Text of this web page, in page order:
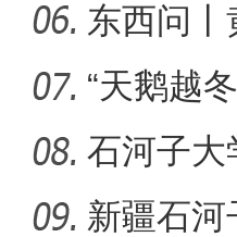
何以实
东西问
一部交
“天鹅越
石河子大
新疆石